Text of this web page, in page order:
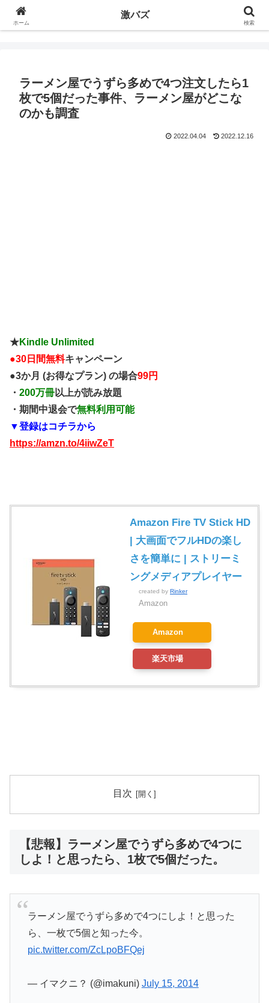
ラーメン屋でうずら多めで4つ注文したら1
枚で5個だった事件、ラーメン屋がどこな
のかも調査
2022.04.04 2022.12.16
★Kindle Unlimited
●30日間無料キャンペーン
●3か月 (お得なプラン) の場合99円
・ 200万冊以上が読み放題
・期間中退会で無料利用可能
▼登録はコチラから
https://amzn.to/4iiwZeT
Amazon Fire TV Stick HD
| 大画面でフルHDの楽し
さを簡単に | ストリーミ
ングメディアプレイヤー
created by Rinker
Amazon
Amazon
楽天市場
目次
【悲報】ラーメン屋でうずら多めで4つに
しよ！と思ったら、1枚で5個だった。
ラーメン屋でうずら多めで4つにしよ！と思った
ら、一枚で5個と知った今。
pic.twitter.com/ZcLpoBFQej
— イマクニ？ (@imakuni) July 15, 2014
ホーム
激バズ
検索